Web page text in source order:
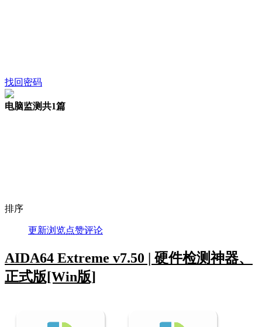
找回密码
电脑监测共1篇
排序
更新浏览点赞评论
AIDA64 Extreme v7.50 | 硬件检测神器、
正式版[Win版]